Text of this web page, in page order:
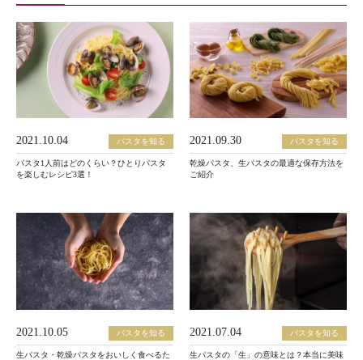
2021.10.04 パスタを知る
パスタ1人前はどのくらい？ひとりパスタ
を楽しむレシピ3選！
2021.09.30 パスタを知る
乾燥パスタ、生パスタの最適な保存方法を
ご紹介
2021.10.05 パスタを知る
生パスタ・乾燥パスタをおいしく食べるた
2021.07.04 パスタを知る
生パスタの「生」の意味とは？本当に美味